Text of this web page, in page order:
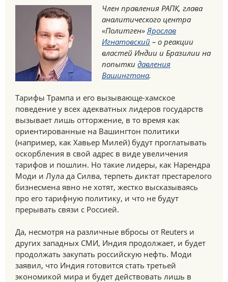
Член правления РАПК, глава
аналитического центра
«Политген»Ярослав
Игнатовский – о реакции
властей Индии и Бразилии на
попытки давления
Вашингтона.
Тарифы Трампа и его вызывающе-хамское
поведение у всех адекватных лидеров государств
вызывает лишь отторжение, в то время как
ориентированные на Вашингтон политики
(например, как Хавьер Милей) будут проглатывать
оскорбления в свой адрес в виде увеличения
тарифов и пошлин. Но такие лидеры, как Нарендра
Моди и Лула да Силва, терпеть диктат престарелого
бизнесмена явно не хотят, жестко высказываясь
про его тарифную политику, и что не будут
прерывать связи с Россией.
Да, несмотря на различные вбросы от Reuters и
других западных СМИ, Индия продолжает, и будет
продолжать закупать российскую нефть. Моди
заявил, что Индия готовится стать третьей
экономикой мира и будет действовать лишь в